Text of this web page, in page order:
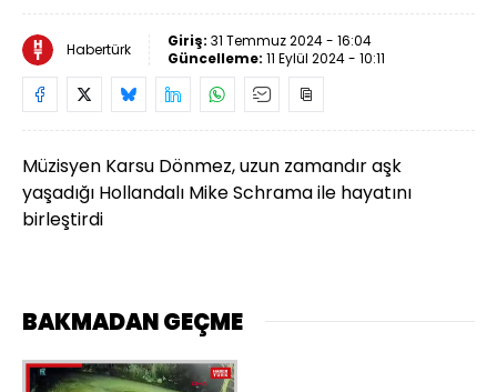
Habertürk Giriş: 31 Temmuz 2024 - 16:04
Güncelleme: 11 Eylül 2024 - 10:11
Müzisyen Karsu Dönmez, uzun zamandır aşk
yaşadığı Hollandalı Mike Schrama ile hayatını
birleştirdi
BAKMADAN GEÇME